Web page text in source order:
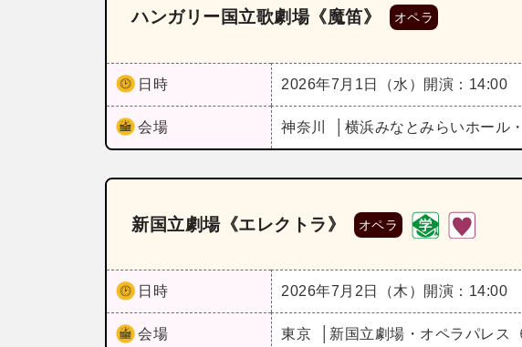
ハンガリー国立歌劇場《魔笛》 オペラ
日時 2026年7月1日（水） 開演：14:00
会場 神奈川 横浜みなとみらいホール
新国立劇場《エレクトラ》 オペラ
日時 2026年7月2日（木） 開演：14:00
会場 東京 新国立劇場・オペラパレス